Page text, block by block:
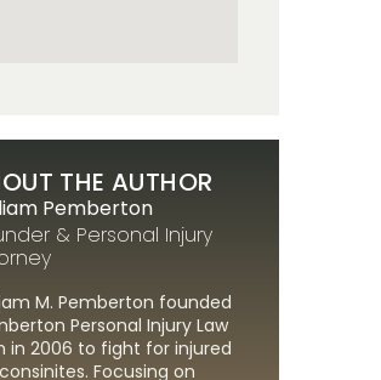
THE AUTHOR
Pemberton
& Personal Injury
M. Pemberton founded
Personal Injury Law
in 2006 to fight for injured
Focusing on